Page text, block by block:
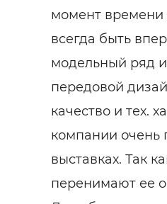
момент времени
всегда быть
модельный ряд
передовой
качество и тех.
компании очень
выставках. Так
перенимают ее